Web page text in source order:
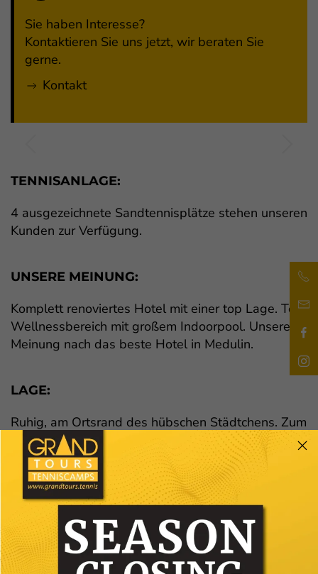
Sie haben Interesse?
Kontaktieren Sie uns jetzt, wir beraten Sie
gerne.
Kontakt
TENNISANLAGE:
4 ausgezeichnete Sandtennisplätze stehen unseren
Kunden zur Verfügung.
UNSERE MEINUNG:
Komplett renoviertes Hotel mit einer top Lage. Top
Wellnessbereich mit großem Indoorpool. Unserer
Meinung nach das beste Hotel in Medulin.
LAGE:
Ruhig, am Ortsrand des hübschen Städtchens. Zum
Kiesstrand sind es rund 100 m. Medulin, eine der
bekanntesten Trainingslager Destinationen,
befindet sich im Süden Istrien. Der Winter ist durch
milde Mittelmeerklima gekennzeichnet. Große
Sport-Einrichtungen machen Medulin in ganz
Europa vor allem bei den Fußballclubs zueiner der
beliebtesten und wünschenswertesten Destination
für Trainingslager.